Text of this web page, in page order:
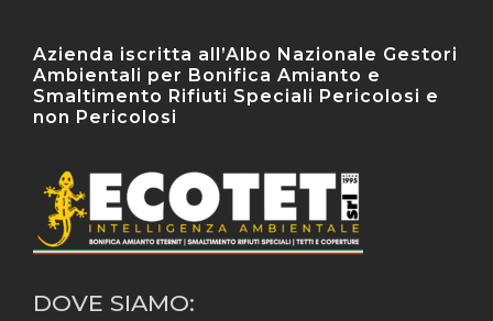
Azienda iscritta all’Albo Nazionale Gestori
Ambientali per Bonifica Amianto e
Smaltimento Rifiuti Speciali Pericolosi e
non Pericolosi
DOVE SIAMO: